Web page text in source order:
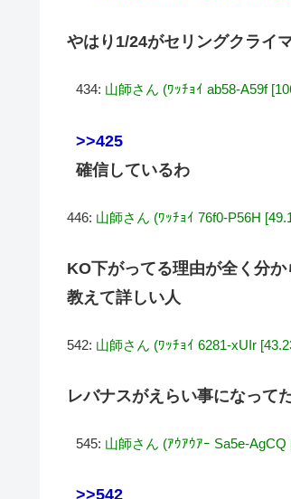
やはり1/24がセリングクライ
434: 山師さん (ﾜｯﾁｮｲ ab58-A59f
>>425
確信しているわ
446: 山師さん (ﾜｯﾁｮｲ 76f0-P56H
KO下がってる理由が全く分か
教えて詳しい人
542: 山師さん (ﾜｯﾁｮｲ 6281-xUIr
レバナスがえらい事になって
545: 山師さん (ｱｳｱｳｱｰ Sa5e-AgCQ
>>542